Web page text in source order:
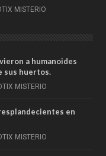
MISTERIO
a humanoides
sus huertos.
MISTERIO
en
MISTERIO